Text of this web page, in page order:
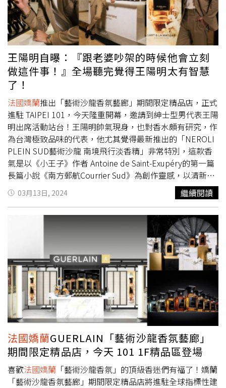
同的風格盛放出燦爛的花朵，同時期盼其演藝之路能如璀璨
的花徑一般，一路走在讓人目眩神迷的幸福花路上。六位成
員專屬命定香大公開！這次六個成員都選出了自己的命定香
氣，佳辰命定香：花草水語漫天繁花淡香精、子翔命定香：
花草水語琢白岩蘭橙花淡香精、哲言命定香：花草水語晨霧
玫瑰淡香精、煥鈞命定香：花草水語薔薇之木淡香精、祖安
命定香：花草水語沉香柚木淡香精、文廷命定香：花草水語
陽光甜橘淡香精！佳辰最愛的命定香「花草水語 漫天繁花
淡香精」，其香氣猶如色彩繽紛的花束，當他第一次聞到漫
天繁花淡香精時，腦中浮現的就是一種「華麗又真誠的情
感」（圖／源自ELLE.com）子翔最愛的命定香「花草水語
琢白岩蘭橙花淡香精」，結合柔美的橙花、爽朗的無花果和
活力感的佛手柑，聞起來是很清新的木質調澄澈、透明的風
格，噴上它為我的表演帶來爆發力！味道聞起來是很清爽的
木質，會讓他有種瞬間來到海島國家的感覺（圖／源自
ELLE.com）。哲言最愛的命定香「花草水語 晨霧玫瑰淡香
精」有著清晨濕潤的玫瑰與蜜桃香氣，這吸引了在一天之中
最愛清晨的哲言！溫和清甜絲毫不帶衝突感的香氛，噴上以
後，也給予哲言一種「走花路」的鼓舞，讓他充滿期待地說
道：「我的夢想是成為一個巨星，我會堅定地繼續做喜歡的
事，也希望每個人都能相信自己都是最獨特的存在。」（圖
／源自ELLE.com）。煥鈞最愛的命定香「花草水語 薔薇之
木淡香精」揉合精緻的玫瑰花香與沉穩的檀香，他很喜歡這
樣的層次感變化；而煥鈞也想透過和粉絲分享自己喜歡的香
氣，代表就像是種雙向奔赴，能互相扶持著邁向幸福的未
來，一起和粉絲走上花路（圖／源自ELLE.com）。祖安最
愛的命定香「花草水語 沉香柚木淡香精」，充滿躍動感的
酸香柚子與溫暖的雪松、神聖的沉香是十分新鮮的組合，祖
安說「柚子不僅有水果清香，在香氣中還帶點苦澀，我覺得
很真實、很細膩，讓人有種身處在森林裡的感覺。」（圖／
源自ELLE.com）。文廷命定香「花草水語 陽光甜橘淡香
精」用溫潤的橙花與熱情的義大利柑橘打造熱力四射風格，
王陽明自曝：『跟老婆吵架的時候他會立刻
做這件事！』全場聽完覺得王陽明太有智慧
了！
法國嬌蘭推出「藝術沙龍香氛藝廊」期間限定精品店，正式
進駐 TAIPEI 101，今天隆重開幕，邀請到紳士型男代表王陽
明出席活動站台！王陽明帥氣現身，也對香水頗有研究，作
為台灣極致品味的代表，他尤其覺得最新推出的「NEROLI
PLEIN SUD藝術沙龍 南境飛行淡香精」非常特別，這款香
氣是以《小王子》作者 Antoine de Saint-Exupéry的第一篇
長篇小說《南方郵航Courrier Sud》為創作靈感，以清新的
橙花，搭配肉桂、生薑等香料為香氣，讓他覺得太讚啦！王
陽明手裡拿的就是最新推出的「NEROLI PLEIN SUD藝術沙
外，談到平時萬一跟老婆鬧彆扭了，他會故意噴香水引起老
婆的注意嗎？然後又會怎麼解決？他很MAN的說：『我會先
噴上最愛的GUERLAIN「TOBACCO HONEY藝術沙龍 琥珀
菸草淡香精」示意，然後他說，不管自己對或錯，我一定會
先低頭，老婆永遠是對的！』這一番話讓全場大讚果然是好
老公！另外王陽明也分享平時如果想跟老婆暗示晚上『想
要』的話，他會噴上自己最愛的GUERLAIN「TOBACCO
HONEY藝術沙龍 琥珀菸草淡香精」，它結合菸草、皮革、
煙燻味，又帶著蜂蜜的香氣，有種神秘低調感！這也打破謠
言，看來兩人依然很恩愛唷！王陽明最愛的是這款
GUERLAIN「TOBACCO HONEY藝術沙龍 琥珀菸草淡香
精」，帶有菸草、皮革、煙燻味，又帶著蜂蜜的香氣！（圖
／品牌提供）談到女兒，王陽明眼泛淚光地說：『本來女兒
都會說我的男朋友是爸爸，但最近她居然有另一個男朋友，
03月13日, 2024 繼續閱讀
法國嬌蘭GUERLAIN「藝術沙龍香氛藝廊」
期間限定精品店，今天 101 1F精品區登場
喜歡法國嬌蘭 「藝術沙龍香氛」的頂級香迷們有福了！嬌蘭
「藝術沙龍香氛藝廊」期間限定精品店將進駐全球指標性建